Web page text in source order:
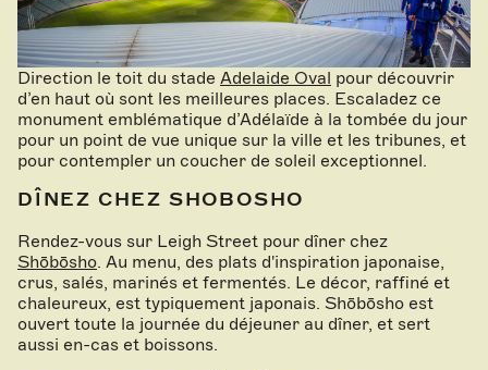
Direction le toit du stade Adelaide Oval pour découvrir
d’en haut où sont les meilleures places. Escaladez ce
monument emblématique d’Adélaïde à la tombée du jour
pour un point de vue unique sur la ville et les tribunes, et
pour contempler un coucher de soleil exceptionnel.
DÎNEZ CHEZ SHOBOSHO
Rendez-vous sur Leigh Street pour dîner chez
Shōbōsho. Au menu, des plats d'inspiration japonaise,
crus, salés, marinés et fermentés. Le décor, raffiné et
chaleureux, est typiquement japonais. Shōbōsho est
ouvert toute la journée du déjeuner au dîner, et sert
aussi en-cas et boissons.